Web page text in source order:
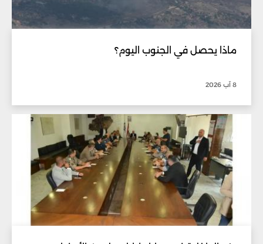
ماذا يحصل في الجنوب اليوم؟
8 آب 2026